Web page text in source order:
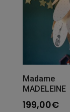
Madame
MADELEINE
199,00€